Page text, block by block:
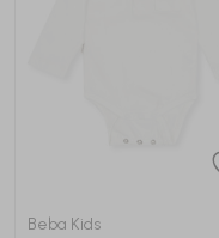
Beba Kids